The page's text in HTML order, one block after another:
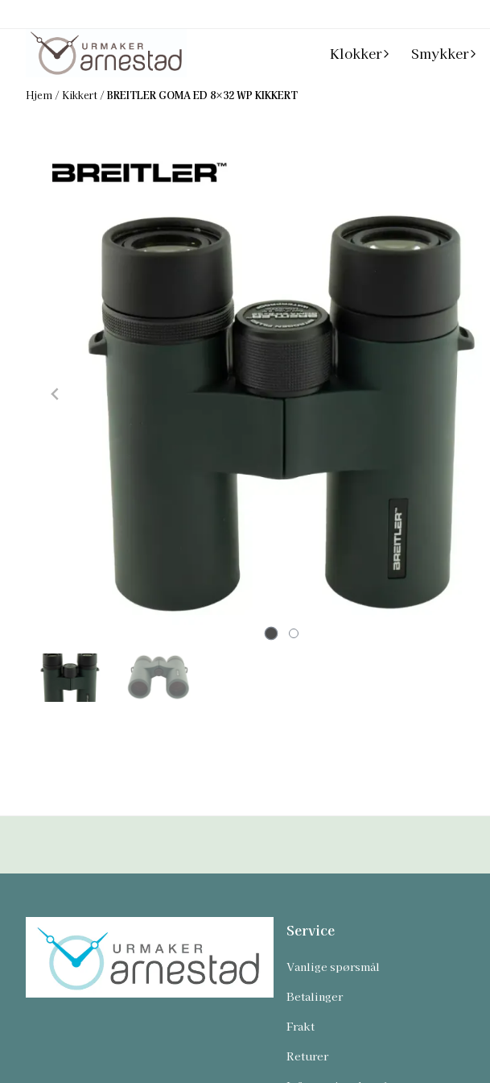
Klokker Smykker
Hjem /Kikkert /BREITLER GOMA ED 8×32 WP KIKKERT
Service
Vanlige spørsmål
Betalinger
Frakt
Returer